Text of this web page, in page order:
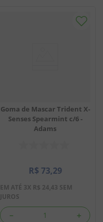
Goma de Mascar Trident X-
Senses Spearmint c/6 -
Adams
R$ 73,29
EM ATÉ 3X R$ 24,43 SEM
JUROS
＋
－